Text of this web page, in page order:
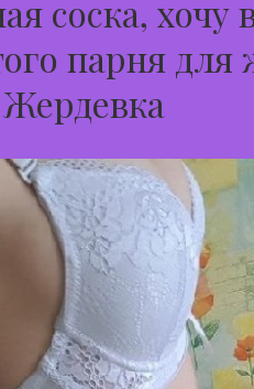
соска, хочу
парня для